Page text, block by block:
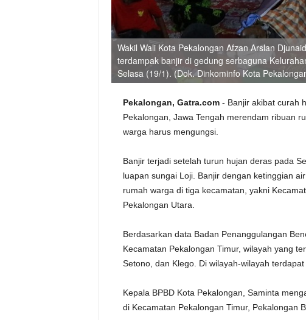
Wakil Wali Kota Pekalongan Afzan Arslan
terdampak banjir di gedung serbaguna
Selasa (19/1). (Dok. Dinkominfo Kota
Pekalongan, Gatra.com- Banjir akibat curah
Pekalongan, Jawa Tengah merendam ribuan
warga harus mengungsi.
Banjir terjadi setelah turun hujan deras pada
luapan sungai Loji. Banjir dengan ketinggian
rumah warga di tiga kecamatan, yakni
Pekalongan Utara.
Berdasarkan data Badan Penanggulangan
Kecamatan Pekalongan Timur, wilayah yang
Setono, dan Klego. Di wilayah-wilayah
Kepala BPBD Kota Pekalongan, Saminta
di Kecamatan Pekalongan Timur, Pekalongan